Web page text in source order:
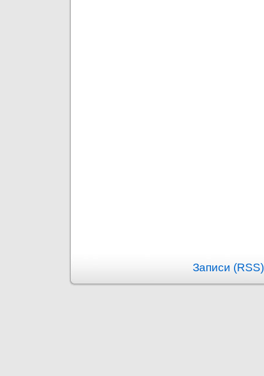
Записи (RSS)